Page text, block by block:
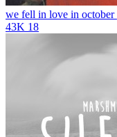
we fell in love in october
43K 18